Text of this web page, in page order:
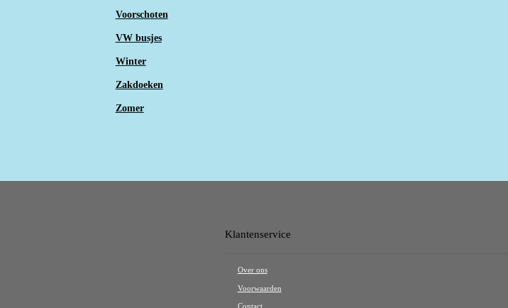
Voorschoten
VW busjes
Winter
Zakdoeken
Zomer
Klantenservice
Over ons
Voorwaarden